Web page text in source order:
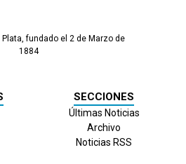
Plata, fundado el 2 de Marzo de
1884
SECCIONES
Últimas Noticias
Archivo
Noticias RSS